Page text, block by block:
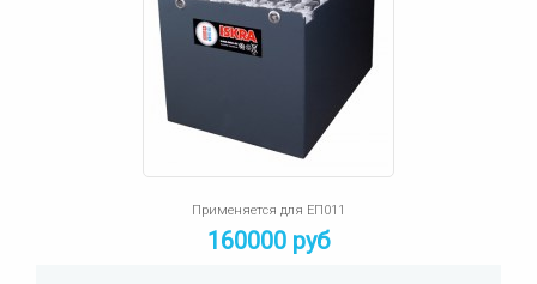
Применяется для ЕП011
160000 руб